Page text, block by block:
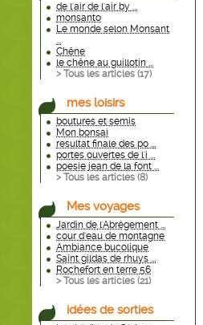
de l'air de l'air by ...
monsanto
Le monde selon Monsant
...
Chêne
le chêne au guillotin ...
> Tous les articles (17)
mes loisirs
boutures et semis
Mon bonsai
resultat finale des po ...
portes ouvertes de l'i ...
poesie jean de la font ...
> Tous les articles (8)
Mes voyages
Jardin de l'Abrégement ...
cour d'eau de montagne
Ambiance bucolique
Saint gildas de rhuys ...
Rochefort en terre 56
> Tous les articles (21)
idées de sorties